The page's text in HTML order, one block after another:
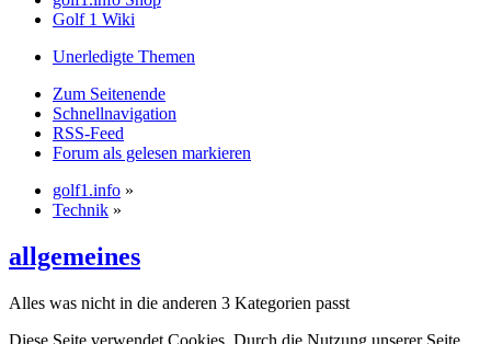
Golf 1 Wiki
Unerledigte Themen
Zum Seitenende
Schnellnavigation
RSS-Feed
Forum als gelesen markieren
golf1.info »
Technik »
allgemeines
Alles was nicht in die anderen 3 Kategorien passt
Diese Seite verwendet Cookies. Durch die Nutzung unserer Seite